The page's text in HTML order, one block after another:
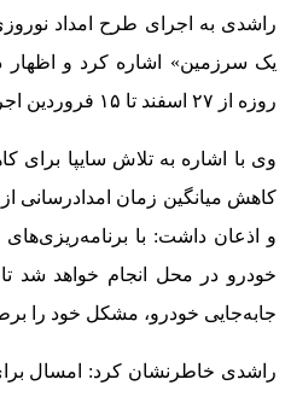
راشدی به اجرای طرح امداد
روزه از ۲۷ اسفند تا ۱۵ فروردین اجرا می‌شود.
وی با اشاره به تلاش سایپا برای
خودرو در محل انجام خواهد شد تا
جابه‌جایی خودرو، مشکل خود را
راشدی خاطرنشان کرد: امسال